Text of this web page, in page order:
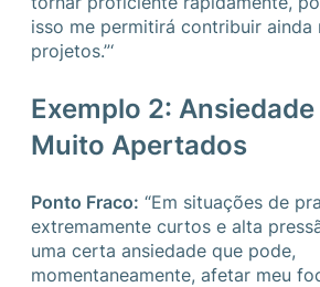
isso me permitirá contribuir ainda
projetos.”‘
Exemplo 2:
Muito Apertados
Ponto Fraco: “Em situações de
extremamente curtos e alta
uma certa ansiedade que pode,
momentaneamente, afetar meu